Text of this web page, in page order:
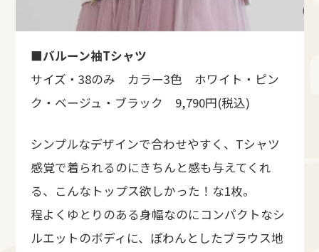
■バルーン袖Tシャツ
サイズ・38のみ カラー3色 ホワイト・ピン
ク・ベージュ・ブラック 9,790円(税込)
シンプルなデザインで合わせやすく、Tシャツ
感覚で着られるのにきちんと感も与えてくれ
る、こんなトップス欲しかった！な1枚。
程よくゆとりのある身幅なのにコンパクトなシ
ルエットのボディに、ぽわんとしたブラウス地